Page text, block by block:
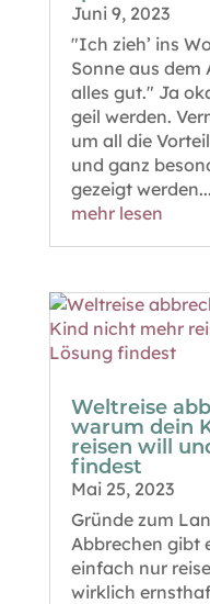
Juni 9, 2023
"Ich zieh’ ins
Sonne aus dem
alles gut." Ja
geil werden.
um all die
und ganz
gezeigt
mehr lesen
Weltreise
warum dein
reisen will
findest
Mai 25, 2023
Gründe zum
Abbrechen gibt
einfach nur
wirklich